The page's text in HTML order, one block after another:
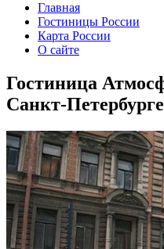
Главная
Гостиницы России
Карта России
О сайте
Гостиница
Санкт-Петербурге